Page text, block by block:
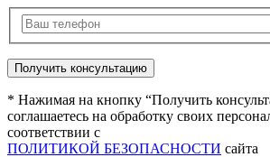
* Нажимая на кнопку “Получить
соглашаетесь на обработку своих
соответствии с
ПОЛИТИКОЙ БЕЗОПАСНОСТИ сайта